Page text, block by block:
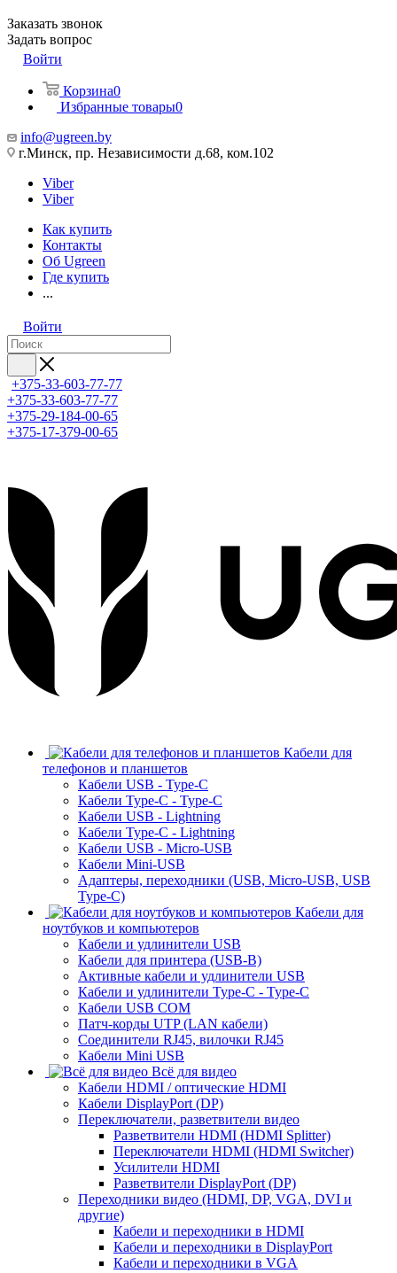
Заказать звонок
Задать вопрос
Войти
Корзина0
Избранные товары0
info@ugreen.by
г.Минск, пр. Независимости д.68, ком.102
Viber
Viber
Как купить
Контакты
Об Ugreen
Где купить
...
Войти
+375-33-603-77-77
+375-33-603-77-77
+375-29-184-00-65
+375-17-379-00-65
Кабели для
телефонов и планшетов
Кабели USB - Type-C
Кабели Type-C - Type-C
Кабели USB - Lightning
Кабели Type-C - Lightning
Кабели USB - Micro-USB
Кабели Mini-USB
Адаптеры, переходники (USB, Micro-USB, USB
Type-C)
Кабели для
ноутбуков и компьютеров
Кабели и удлинители USB
Кабели для принтера (USB-B)
Активные кабели и удлинители USB
Кабели и удлинители Type-C - Type-C
Кабели USB COM
Патч-корды UTP (LAN кабели)
Соединители RJ45, вилочки RJ45
Кабели Mini USB
Всё для видео
Кабели HDMI / оптические HDMI
Кабели DisplayPort (DP)
Переключатели, разветвители видео
Разветвители HDMI (HDMI Splitter)
Переключатели HDMI (HDMI Switcher)
Усилители HDMI
Разветвители DisplayPort (DP)
Переходники видео (HDMI, DP, VGA, DVI и
другие)
Кабели и переходники в HDMI
Кабели и переходники в DisplayPort
Кабели и переходники в VGA